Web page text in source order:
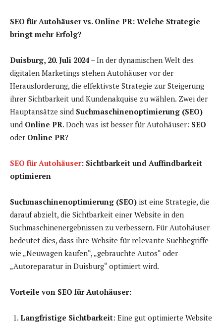
SEO für Autohäuser vs. Online PR: Welche Strategie
bringt mehr Erfolg?
Duisburg, 20. Juli 2024 – In der dynamischen Welt des
digitalen Marketings stehen Autohäuser vor der
Herausforderung, die effektivste Strategie zur Steigerung
ihrer Sichtbarkeit und Kundenakquise zu wählen. Zwei der
Hauptansätze sind Suchmaschinenoptimierung (SEO)
und Online PR. Doch was ist besser für Autohäuser: SEO
oder Online PR?
SEO für Autohäuser: Sichtbarkeit und Auffindbarkeit
optimieren
Suchmaschinenoptimierung (SEO) ist eine Strategie, die
darauf abzielt, die Sichtbarkeit einer Website in den
Suchmaschinenergebnissen zu verbessern. Für Autohäuser
bedeutet dies, dass ihre Website für relevante Suchbegriffe
wie „Neuwagen kaufen“, „gebrauchte Autos“ oder
„Autoreparatur in Duisburg“ optimiert wird.
Vorteile von SEO für Autohäuser:
Langfristige Sichtbarkeit: Eine gut optimierte Website